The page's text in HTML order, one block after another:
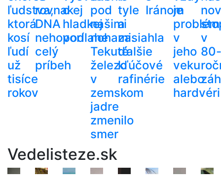
ľudstva,
ktorá
kosí
ľudí
už
tisíce
rokov
rovnakej
DNA
nehovorí
celý
príbeh
o
hladkej
podlahe
pod
našimi
nohami.
Tekuté
železo
v
zemskom
jadre
zmenilo
smer
tyle
a
zasiahla
ďalšie
kľúčové
rafinérie
Iránom
je
problém
v
jeho
veku
alebo
hardvéri
v
80-
Vedelisteze.sk